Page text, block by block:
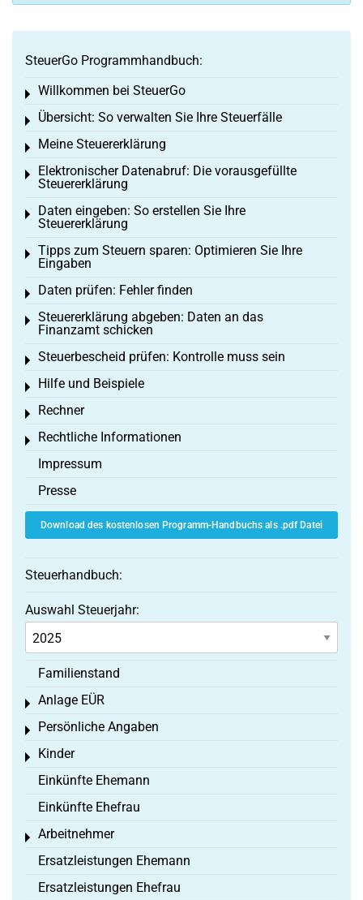
SteuerGo Programmhandbuch:
Willkommen bei SteuerGo
Toggle menu
Übersicht: So verwalten Sie Ihre Steuerfälle
Toggle menu
Meine Steuererklärung
Toggle menu
Elektronischer Datenabruf: Die vorausgefüllte
Steuererklärung
Toggle menu
Daten eingeben: So erstellen Sie Ihre
Steuererklärung
Toggle menu
Tipps zum Steuern sparen: Optimieren Sie Ihre
Eingaben
Toggle menu
Daten prüfen: Fehler finden
Toggle menu
Steuererklärung abgeben: Daten an das
Finanzamt schicken
Toggle menu
Steuerbescheid prüfen: Kontrolle muss sein
Toggle menu
Hilfe und Beispiele
Toggle menu
Rechner
Toggle menu
Rechtliche Informationen
Toggle menu
Impressum
Presse
Download des kostenlosen Programm-Handbuchs als .pdf Datei
Steuerhandbuch:
Auswahl Steuerjahr:
Familienstand
Anlage EÜR
Toggle menu
Persönliche Angaben
Toggle menu
Kinder
Toggle menu
Einkünfte Ehemann
Einkünfte Ehefrau
Arbeitnehmer
Toggle menu
Ersatzleistungen Ehemann
Ersatzleistungen Ehefrau